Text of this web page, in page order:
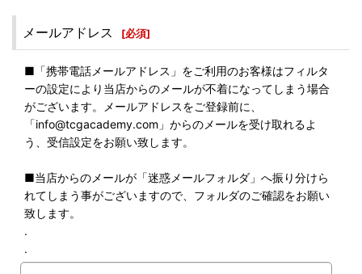
メールアドレス [必須]
■「携帯電話メールアドレス」をご利用のお客様はフィルタ
ーの設定により当店からのメールが不着になってしまう場合
がございます。メールアドレスをご登録前に、
「info@tcgacademy.com」からのメールを受け取れるよ
う、受信設定をお願い致します。
■当店からのメールが「迷惑メールフォルダ」へ振り分けら
れてしまう事がございますので、フォルダのご確認をお願い
致します。
.
.